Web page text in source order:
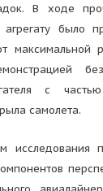
В ходе
было
максимальной
с
самолета.
исследования